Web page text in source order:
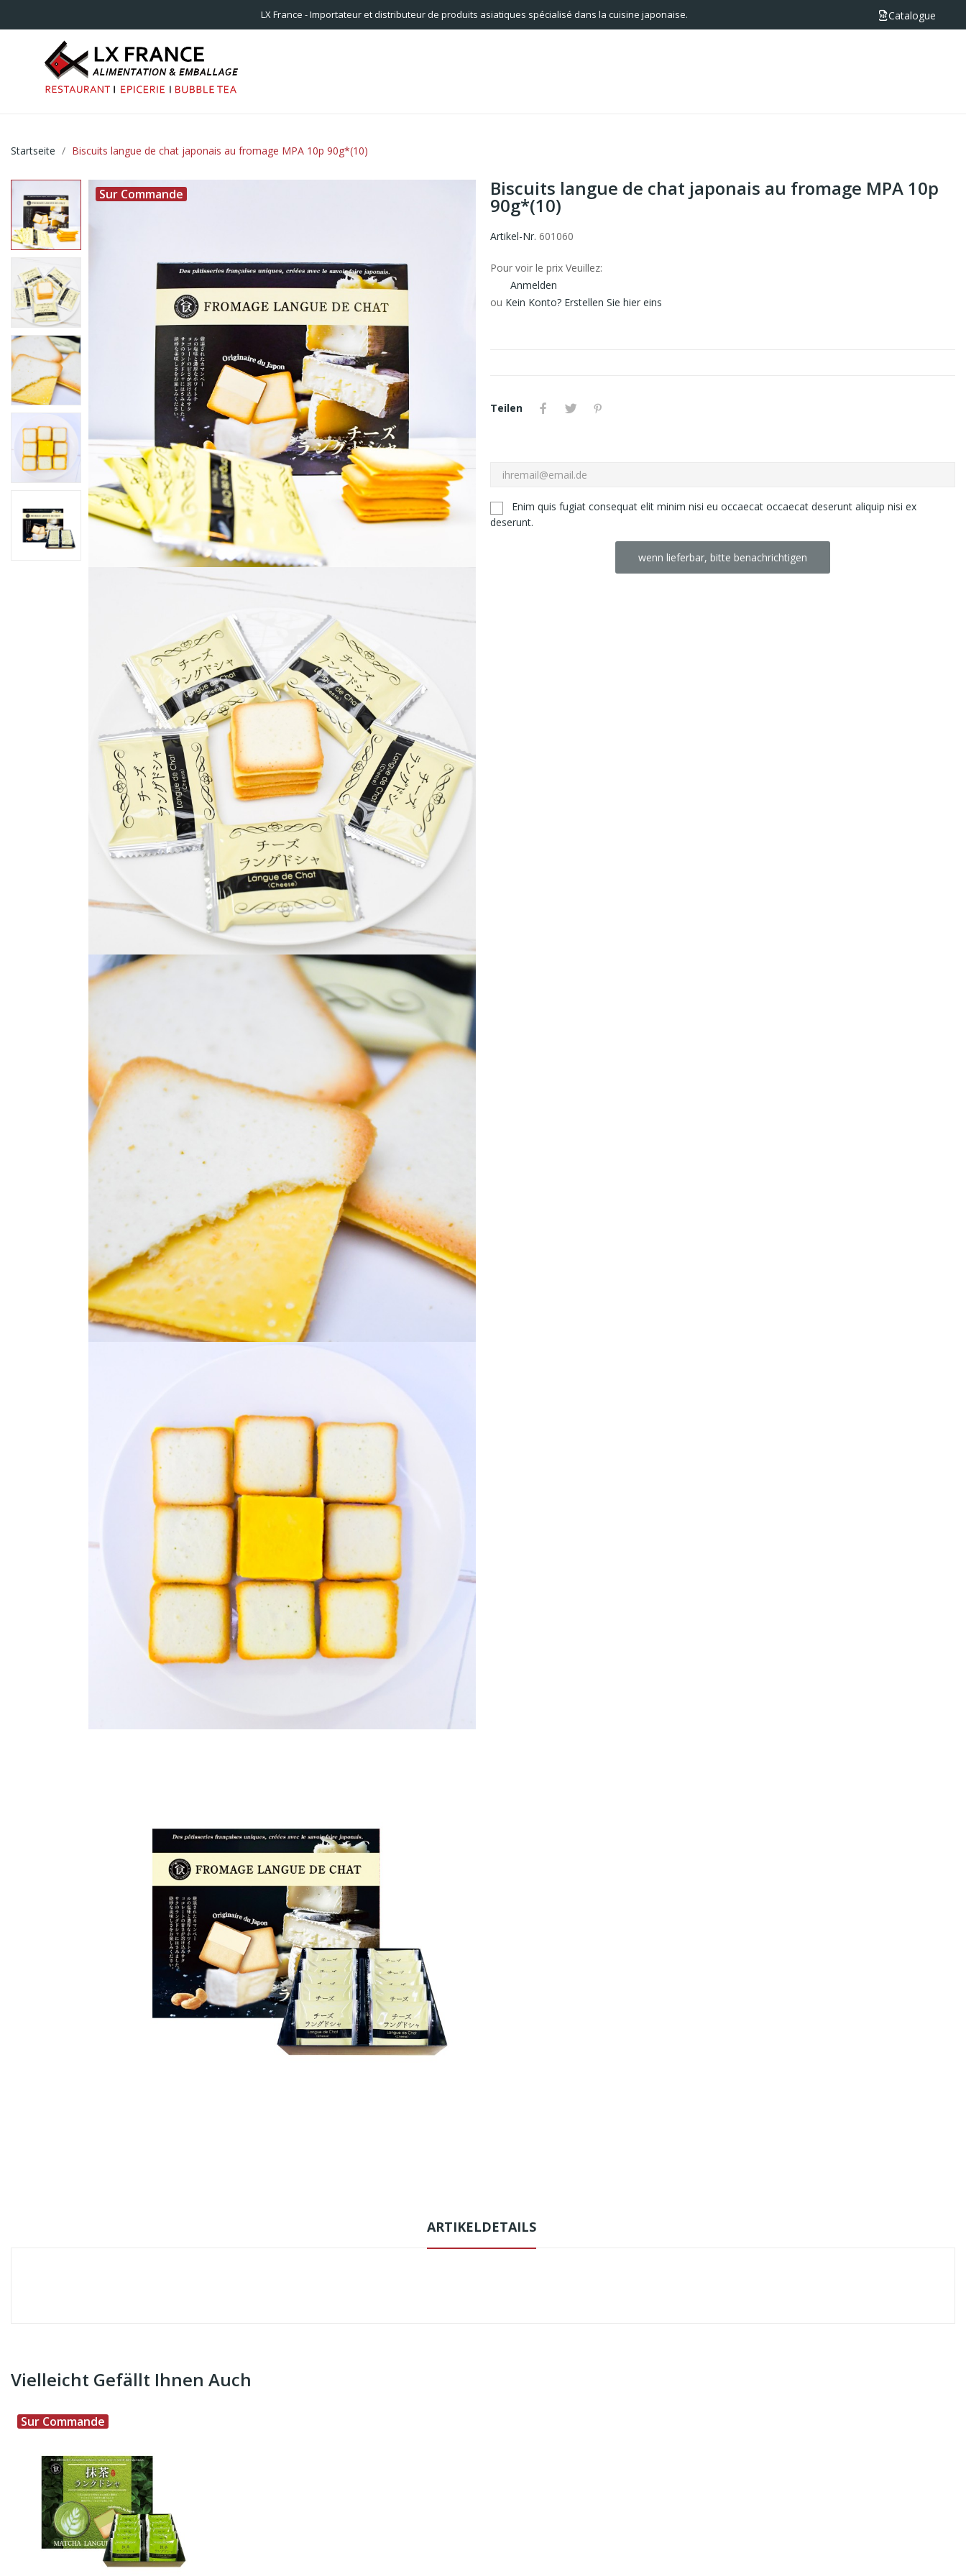
LX France - Importateur et distributeur de produits asiatiques spécialisé dans la cuisine japonaise. Catalogue
Startseite Biscuits langue de chat japonais au fromage MPA 10p 90g*(10)
Sur Commande Biscuits langue de chat japonais au fromage MPA 10p
90g*(10)
Artikel-Nr. 601060
Pour voir le prix Veuillez:
Anmelden
ou Kein Konto? Erstellen Sie hier eins
Teilen
Enim quis fugiat consequat elit minim nisi eu occaecat occaecat deserunt aliquip nisi ex
deserunt.
wenn lieferbar, bitte benachrichtigen
ARTIKELDETAILS
Vielleicht Gefällt Ihnen Auch
Sur Commande